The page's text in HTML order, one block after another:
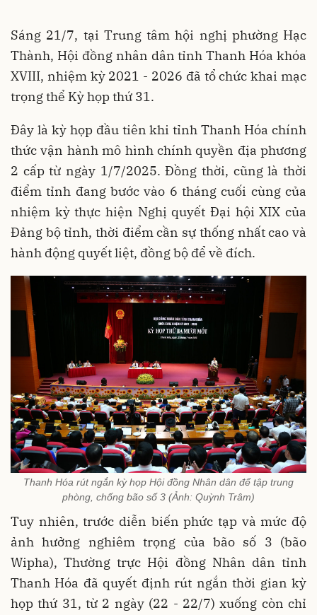
Sáng 21/7, tại Trung tâm hội nghị phường Hạc
Thành, Hội đồng nhân dân tỉnh Thanh Hóa khóa
XVIII, nhiệm kỳ 2021 - 2026 đã tổ chức khai mạc
trọng thể Kỳ họp thứ 31.
Đây là kỳ họp đầu tiên khi tỉnh Thanh Hóa chính
thức vận hành mô hình chính quyền địa phương
2 cấp từ ngày 1/7/2025. Đồng thời, cũng là thời
điểm tỉnh đang bước vào 6 tháng cuối cùng của
nhiệm kỳ thực hiện Nghị quyết Đại hội XIX của
Đảng bộ tỉnh, thời điểm cần sự thống nhất cao và
hành động quyết liệt, đồng bộ để về đích.
Thanh Hóa rút ngắn kỳ họp Hội đồng Nhân dân để tập trung
phòng, chống bão số 3 (Ảnh: Quỳnh Trâm)
Tuy nhiên, trước diễn biến phức tạp và mức độ
ảnh hưởng nghiêm trọng của bão số 3 (bão
Wipha), Thường trực Hội đồng Nhân dân tỉnh
Thanh Hóa đã quyết định rút ngắn thời gian kỳ
họp thứ 31, từ 2 ngày (22 - 22/7) xuống còn chỉ